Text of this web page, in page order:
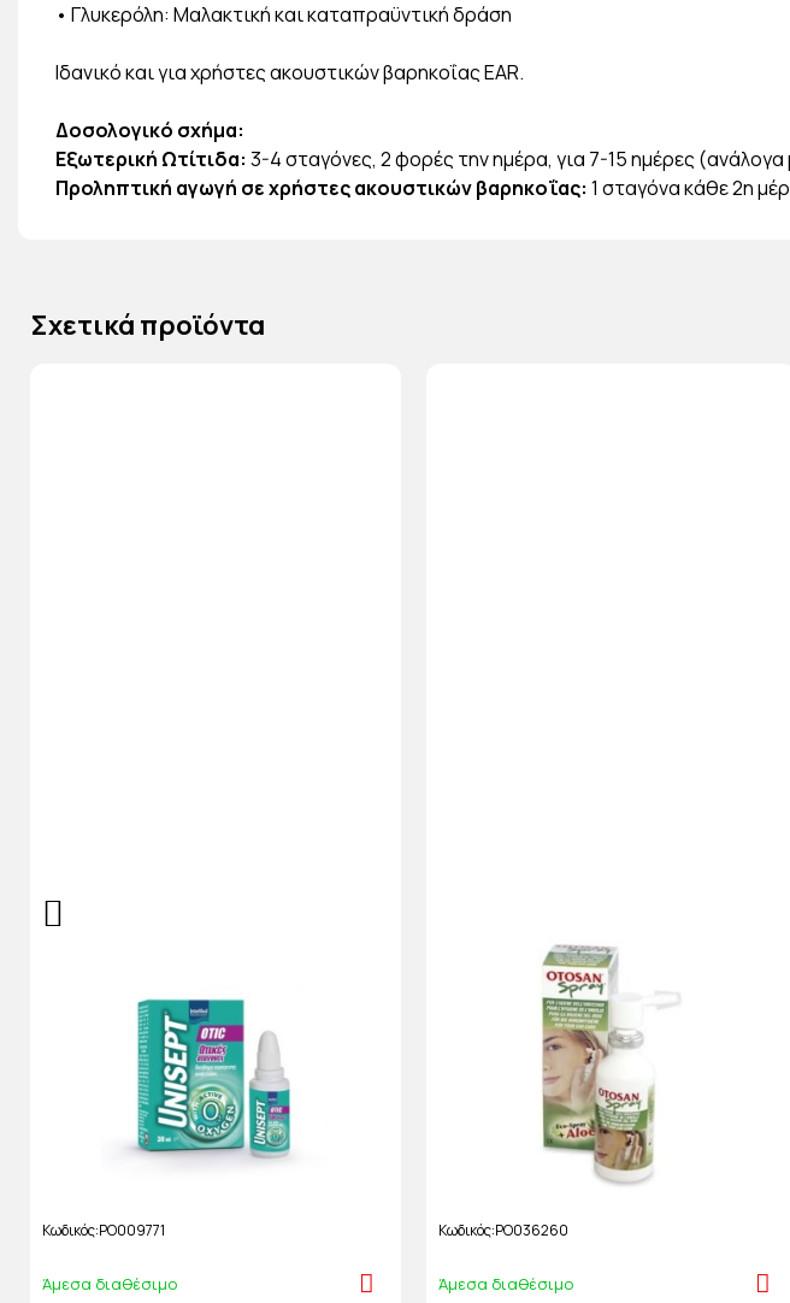
• Γλυκερόλη: Μαλακτική και καταπραϋντική δράση
Ιδανικό και για χρήστες ακουστικών βαρηκοΐας EAR.
Δοσολογικό σχήμα:
Εξωτερική Ωτίτιδα: 3-4 σταγόνες, 2 φορές την ημέρα, για 7-15 ημέρες
Προληπτική αγωγή σε χρήστες ακουστικών βαρηκοΐας: 1 σταγόνα κάθε 2η
Σχετικά προϊόντα
Κωδικός PO009771
Άμεσα διαθέσιμο
Κωδικός PO036260
Άμεσα διαθέσιμο